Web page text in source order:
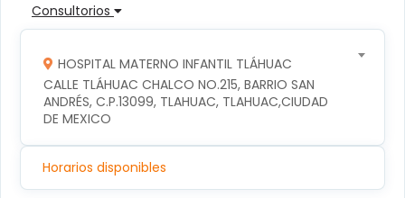
Consultorios
HOSPITAL MATERNO INFANTIL TLÁHUAC
CALLE TLÁHUAC CHALCO NO.215, BARRIO SAN
ANDRÉS, C.P.13099, TLAHUAC, TLAHUAC,CIUDAD
DE MEXICO
Horarios disponibles